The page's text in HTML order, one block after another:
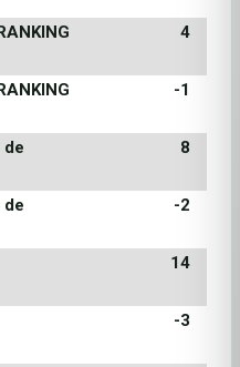
4
-1
de
8
de
-2
14
-3